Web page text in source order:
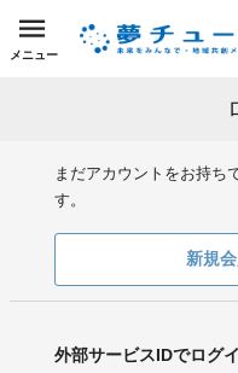
メニュー
まだアカウントをお持ち
す。
新規
外部サービスIDでログ